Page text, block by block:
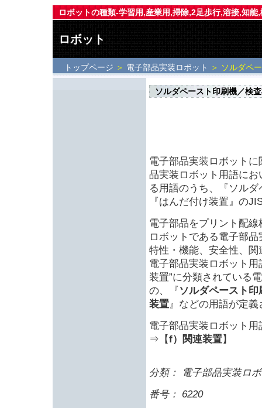
ロボットの種類-学習用,産業用,掃除,2足歩行,溶接,知能
ロボット
トップページ ＞ 電子部品実装ロボット ＞ ソルダペ
ソルダペースト印刷機／検
電子部品実装ロボット
品実装ロボット用語にお
る用語のうち、『ソル
『はんだ付け装置』の
電子部品をプリント配
ロボットである電子部
特性・機能、安全性、
電子部品実装ロボット
装置”に分類されている
の、『 ソルダペースト印
装置』などの用語が定
電子部品実装ロボット用
⇒【f）関連装置】
分類： 電子部品実装ロ
番号： 6220